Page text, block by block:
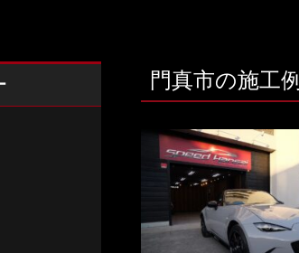
門真市の施工例